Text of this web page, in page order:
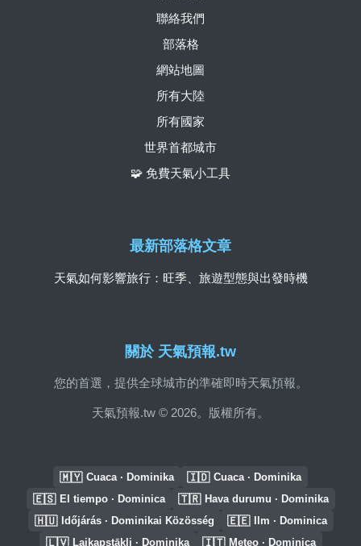
關於 天氣預報.tw
您的首選，提供全球城市的準確即時天氣預報。
天氣預報.tw © 2026。版權所有。
聯絡我們
部落格
網站地圖
所有大陸
所有國家
世界首都城市
🧩 免費天氣小工具
最新部落格文章
天氣如何影響旅行：旺季、旅遊型態與出發時機
🇲🇾 Cuaca · Dominika 🇮🇩 Cuaca · Dominika
🇪🇸 El tiempo · Dominica 🇹🇷 Hava durumu · Dominika
🇭🇺 Időjárás · Dominikai Közösség 🇪🇪 Ilm · Dominica
🇱🇻 Laikapstākļi · Dominika 🇮🇹 Meteo · Dominica